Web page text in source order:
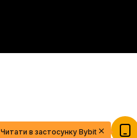
Читати в застосунку Bybit